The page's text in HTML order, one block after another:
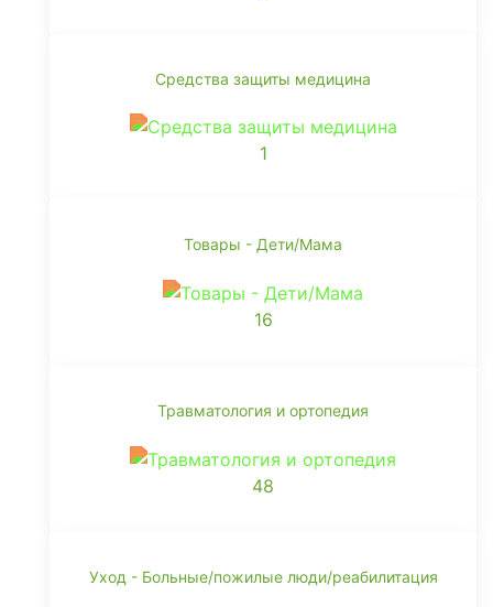
Средства защиты медицина
1
Товары - Дети/Мама
16
Травматология и ортопедия
48
Уход - Больные/пожилые люди/реабилитация